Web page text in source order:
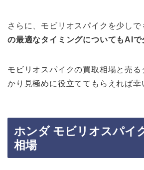
さらに、モビリオスパイクを少しで
の最適なタイミングについてもAIで
モビリオスパイクの買取相場と売る
かり見極めに役立ててもらえれば幸
ホンダ モビリオスパイ
相場